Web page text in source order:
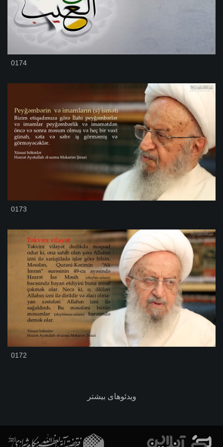
0174
0173
0172
ویدئوهای بیشتر